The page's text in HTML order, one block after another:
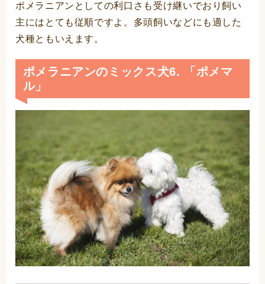
ポメラニアンとしての利口さも受け継いでおり飼い
主にはとても従順ですよ。多頭飼いなどにも適した
犬種ともいえます。
ポメラニアンのミックス犬6. 「ポメマ
ル」